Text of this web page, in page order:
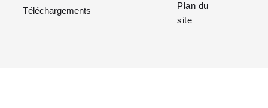
Téléchargements
Plan du
site